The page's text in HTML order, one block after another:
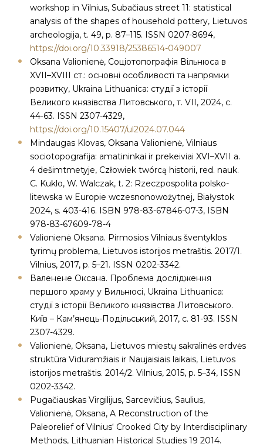
workshop in Vilnius, Subačiaus street 11: statistical
analysis of the shapes of household pottery, Lietuvos
archeologija, t. 49, p. 87–115. ISSN 0207-8694,
https://doi.org/10.33918/25386514-049007
Oksana Valionienė, Соціотопографія Вільнюса в
XVII–XVIII ст.: основні особливості та напрямки
розвитку, Ukraina Lithuanica: студії з історії
Великого князівства Литовського, т. VII, 2024, с.
44-63. ISSN 2307-4329,
https://doi.org/10.15407/ul2024.07.044
Mindaugas Klovas, Oksana Valionienė, Vilniaus
sociotopografija: amatininkai ir prekeiviai XVI–XVII a.
4 dešimtmetyje, Człowiek twórcą historii, red. nauk.
C. Kuklo, W. Walczak, t. 2: Rzeczpospolita polsko-
litewska w Europie wczesnonowożytnej, Białystok
2024, s. 403-416. ISBN 978-83-67846-07-3, ISBN
978-83-67609-78-4
Valionienė Oksana. Pirmosios Vilniaus šventyklos
tyrimų problema, Lietuvos istorijos metraštis. 2017/1.
Vilnius, 2017, p. 5–21. ISSN 0202-3342.
Валенене Оксана. Проблема дослiдження
першого храму у Вильнюсi, Ukraina Lithuanica:
студiï з iсторiï Великого князiвства Литовського.
Киïв – Кам’янець-Подiльський, 2017, с. 81-93. ISSN
2307-4329.
Valionienė, Oksana, Lietuvos miestų sakralinės erdvės
struktūra Viduramžiais ir Naujaisiais laikais, Lietuvos
istorijos metraštis. 2014/2. Vilnius, 2015, p. 5–34, ISSN
0202-3342.
Pugačiauskas Virgilijus, Sarcevičius, Saulius,
Valionienė, Oksana, A Reconstruction of the
Paleorelief of Vilnius‘ Crooked City by Interdisciplinary
Methods, Lithuanian Historical Studies 19 2014.